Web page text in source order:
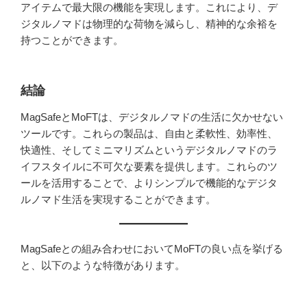
アイテムで最大限の機能を実現します。これにより、デ
ジタルノマドは物理的な荷物を減らし、精神的な余裕を
持つことができます。
結論
MagSafeとMoFTは、デジタルノマドの生活に欠かせない
ツールです。これらの製品は、自由と柔軟性、効率性、
快適性、そしてミニマリズムというデジタルノマドのラ
イフスタイルに不可欠な要素を提供します。これらのツ
ールを活用することで、よりシンプルで機能的なデジタ
ルノマド生活を実現することができます。
MagSafeとの組み合わせにおいてMoFTの良い点を挙げる
と、以下のような特徴があります。